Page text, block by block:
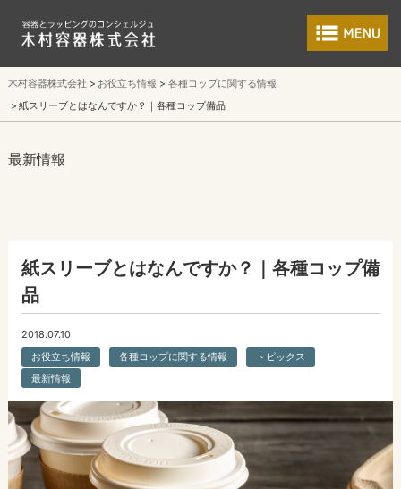
食品包装容器と
木村容器株式会社 お役立ち情報
各種コップに関する情報
紙スリーブとはなんですか？｜各種コップ備品
最新情報
紙スリーブとはなんですか？｜各種コップ備
品
2018.07.10
お役立ち情報
各種コップに関する情報
トピックス
最新情報